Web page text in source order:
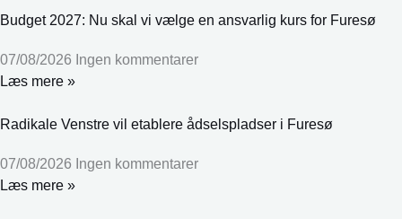
Budget 2027: Nu skal vi vælge en ansvarlig kurs for Furesø
07/08/2026 Ingen kommentarer
Læs mere »
Radikale Venstre vil etablere ådselspladser i Furesø
07/08/2026 Ingen kommentarer
Læs mere »